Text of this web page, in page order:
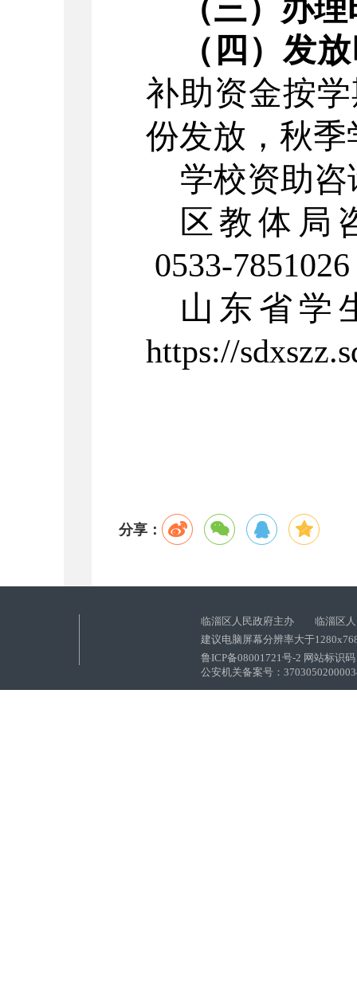
（三）办
（四）发
补助资金按
份发放，秋季
学校资助
区教体局
0533-
山东省学
https://
分享：
临淄区人民政府主办 临淄区人
建议电脑屏幕分辨率大于
鲁ICP备08001721号-2 网站标识
公安机关备案号：